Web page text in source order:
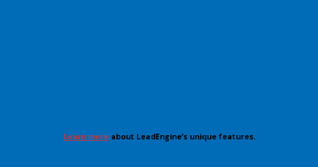
Learn moreabout LeadEngine’s unique features.